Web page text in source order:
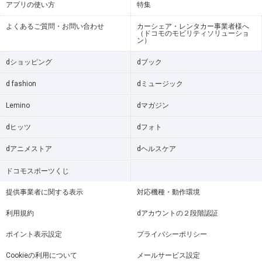
アプリの使い方 特集
よくあるご質問・お問い合わせ
カーシェア・レンタカー事業者様へ
（ドコモのモビリティソリューショ
ン）
dショッピング dブック
d fashion dミュージック
Lemino dマガジン
dヒッツ dフォト
dアニメストア dヘルスケア
ドコモスポーツくじ
提供事業者に関する表示 対応機種・動作環境
利用規約 dアカウントの２段階認証
ポイント表示設定 プライバシーポリシー
Cookieの利用について メールサービス設定